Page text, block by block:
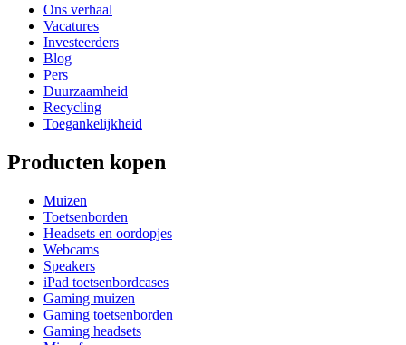
Ons verhaal
Vacatures
Investeerders
Blog
Pers
Duurzaamheid
Recycling
Toegankelijkheid
Producten kopen
Muizen
Toetsenborden
Headsets en oordopjes
Webcams
Speakers
iPad toetsenbordcases
Gaming muizen
Gaming toetsenborden
Gaming headsets